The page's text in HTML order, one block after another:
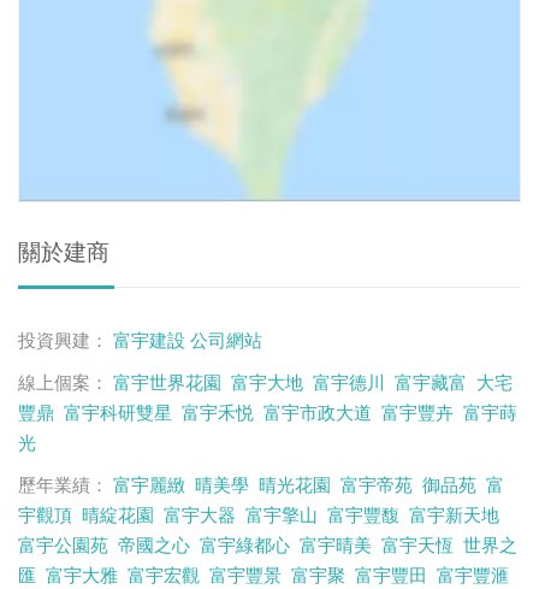
關於建商
投資興建： 富宇建設 公司網站
線上個案： 富宇世界花園 富宇大地 富宇德川 富宇藏富 大宅
豐鼎 富宇科研雙星 富宇禾悦 富宇市政大道 富宇豐卉 富宇蒔
光
歷年業績： 富宇麗緻 晴美學 晴光花園 富宇帝苑 御品苑 富
宇觀頂 晴綻花園 富宇大器 富宇擎山 富宇豐馥 富宇新天地
富宇公園苑 帝國之心 富宇綠都心 富宇晴美 富宇天恆 世界之
匯 富宇大雅 富宇宏觀 富宇豐景 富宇聚 富宇豐田 富宇豐滙